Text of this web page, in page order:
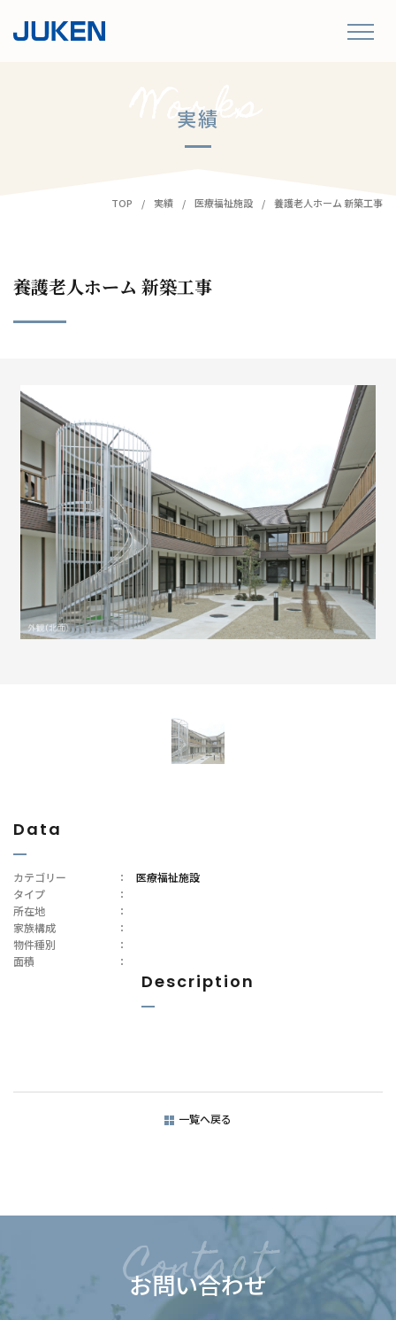
実績
TOP 実績 医療福祉施設 養護老人ホーム 新築工事
養護老人ホーム 新築工事
Data
カテゴリー ：
医療福祉施設
タイプ
：
所在地
：
家族構成
：
物件種別
：
面積
：
Description
一覧へ戻る
お問い合わせ